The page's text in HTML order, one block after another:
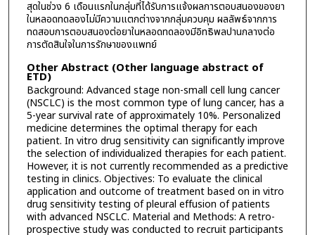
สุดในช่วง 6 เดือนแรกในกลุ่มที่ได้รับการแจ้งผลการตอบสนองของยา
ในหลอดทดลองไม่มีความแตกต่างจากกลุ่มควบคุม ผลลัพธ์จากการ
ทดสอบการตอบสนองต่อยาในหลอดทดลองมีอิทธิพลปานกลางต่อ
การตัดสินใจในการรักษาของแพทย์
Other Abstract (Other language abstract of
ETD)
Background: Advanced stage non-small cell lung cancer
(NSCLC) is the most common type of lung cancer, has a
5-year survival rate of approximately 10%. Personalized
medicine determines the optimal therapy for each
patient. In vitro drug sensitivity can significantly improve
the selection of individualized therapies for each patient.
However, it is not currently recommended as a predictive
testing in clinics. Objectives: To evaluate the clinical
application and outcome of treatment based on in vitro
drug sensitivity testing of pleural effusion of patients
with advanced NSCLC. Material and Methods: A retro-
prospective study was conducted to recruit participants